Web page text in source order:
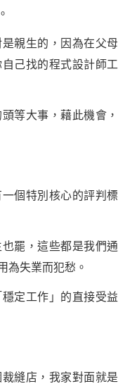
親生的，因為在父母
己找的程式設計師工
頭等大事，藉此機會，
個特別核心的評判標
罷，這些都是我們通
為失業而犯愁。
定工作」的直接受益
縫店，我家對面就是